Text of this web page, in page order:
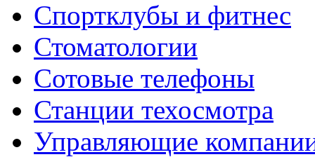
Спортклубы и фитнес
Стоматологии
Сотовые телефоны
Станции техосмотра
Управляющие